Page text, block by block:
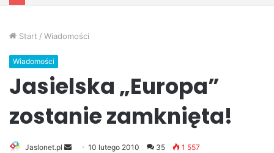
Start / Wiadomości
Wiadomości
Jasielska „Europa”
zostanie zamknięta!
Jaslonet.pl 10 lutego 2010 35 1 557